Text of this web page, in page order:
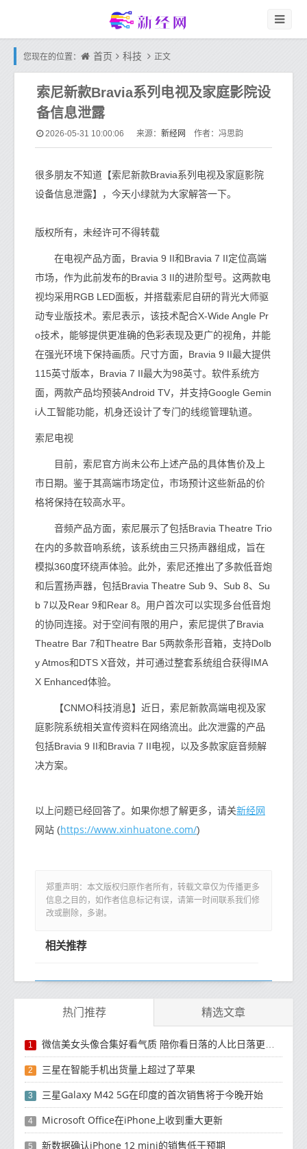
您现在的位置： 首页 科技 正文
索尼新款Bravia系列电视及家庭影院设
备信息泄露
2026-05-31 10:00:06 来源： 新经网 作者：冯思韵
很多朋友不知道【索尼新款Bravia系列电视及家庭影院
设备信息泄露】，今天小绿就为大家解答一下。
版权所有，未经许可不得转载
在电视产品方面，Bravia 9 II和Bravia 7 II定位高端
市场，作为此前发布的Bravia 3 II的进阶型号。这两款电
视均采用RGB LED面板，并搭载索尼自研的背光大师驱
动专业版技术。索尼表示，该技术配合X-Wide Angle Pr
o技术，能够提供更准确的色彩表现及更广的视角，并能
在强光环境下保持画质。尺寸方面，Bravia 9 II最大提供
115英寸版本，Bravia 7 II最大为98英寸。软件系统方
面，两款产品均预装Android TV，并支持Google Gemin
i人工智能功能，机身还设计了专门的线缆管理轨道。
索尼电视
目前，索尼官方尚未公布上述产品的具体售价及上
市日期。鉴于其高端市场定位，市场预计这些新品的价
格将保持在较高水平。
音频产品方面，索尼展示了包括Bravia Theatre Trio
在内的多款音响系统，该系统由三只扬声器组成，旨在
模拟360度环绕声体验。此外，索尼还推出了多款低音炮
和后置扬声器，包括Bravia Theatre Sub 9、Sub 8、Su
b 7以及Rear 9和Rear 8。用户首次可以实现多台低音炮
的协同连接。对于空间有限的用户，索尼提供了Bravia
Theatre Bar 7和Theatre Bar 5两款条形音箱，支持Dolb
y Atmos和DTS X音效，并可通过整套系统组合获得IMA
X Enhanced体验。
【CNMO科技消息】近日，索尼新款高端电视及家
庭影院系统相关宣传资料在网络流出。此次泄露的产品
包括Bravia 9 II和Bravia 7 II电视，以及多款家庭音频解
决方案。
以上问题已经回答了。如果你想了解更多，请关新经网
网站 (https://www.xinhuatone.com/)
郑重声明：本文版权归原作者所有，转载文章仅为传播更多
信息之目的，如作者信息标记有误，请第一时间联系我们修
改或删除，多谢。
相关推荐
热门推荐 精选文章
1 微信美女头像合集好看气质 陪你看日落的人比日落更浪漫
2 三星在智能手机出货量上超过了苹果
3 三星Galaxy M42 5G在印度的首次销售将于今晚开始
4 Microsoft Office在iPhone上收到重大更新
5 新数据确认iPhone 12 mini的销售低于预期